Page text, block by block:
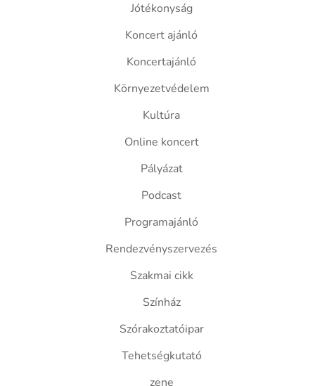
Jótékonyság
Koncert ajánló
Koncertajánló
Környezetvédelem
Kultúra
Online koncert
Pályázat
Podcast
Programajánló
Rendezvényszervezés
Szakmai cikk
Színház
Szórakoztatóipar
Tehetségkutató
zene